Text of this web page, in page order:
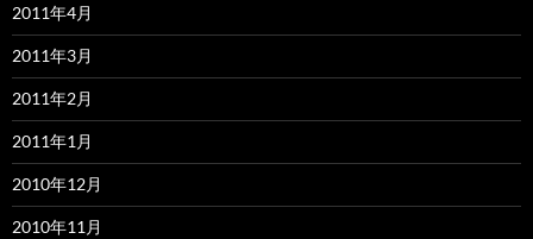
2011年4月
2011年3月
2011年2月
2011年1月
2010年12月
2010年11月